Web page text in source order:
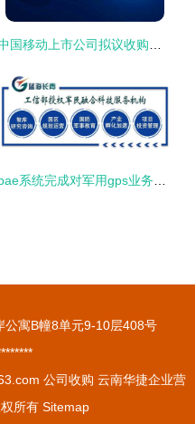
公寓B幢8单元9-10层408号
公司收购 云南华捷企业营
所有 Sitemap